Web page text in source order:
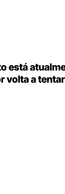
está
volta a